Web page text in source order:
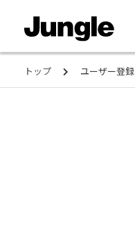
トップ ユーザー登録